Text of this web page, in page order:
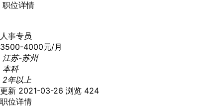
职位详情
人事专员
3500-4000元/月
江苏-苏州
本科
2年以上
更新 2021-03-26 浏览 424
职位详情